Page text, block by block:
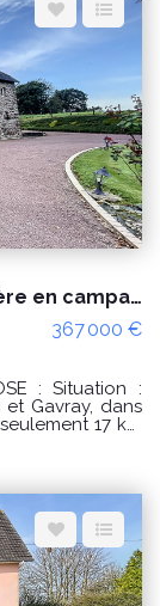
deux grandes
dans un cadre
la nature et du
années 2021,
disponibles
: 213
:
A VENDRE Grande maison de caractère en campagne
367 000 €
:
Gavray, dans
17 km
arrière-
aménagée et
pièce de
face donnant
WC. À l'étage :